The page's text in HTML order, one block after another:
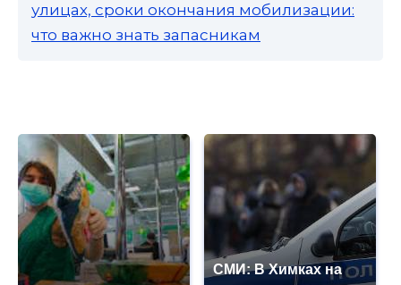
улицах, сроки окончания мобилизации:
что важно знать запасникам
СМИ: В Химках на